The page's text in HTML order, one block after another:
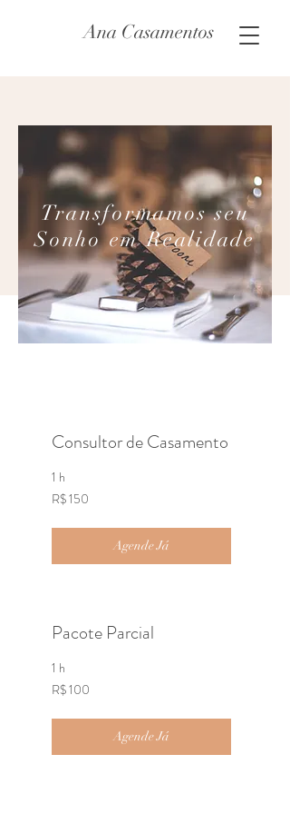
Ana Casamentos
Transformamos seu
Sonho em Realidade
Consultor de Casamento
1 h
150
Reais
R$ 150
Agende Já
Pacote Parcial
1 h
100
Reais
R$ 100
Agende Já